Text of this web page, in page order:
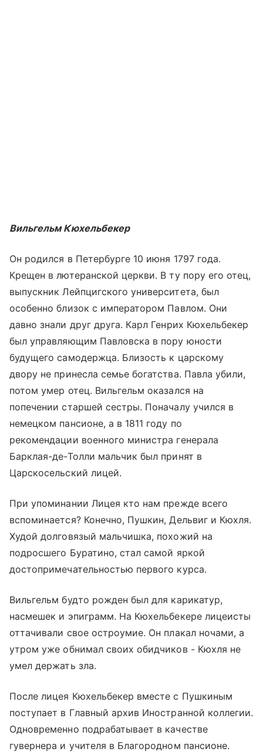
Вильгельм Кюхельбекер
Он родился в Петербурге 10 июня 1797 года.
Крещен в лютеранской церкви. В ту пору его отец,
выпускник Лейпцигского университета, был
особенно близок с императором Павлом. Они
давно знали друг друга. Карл Генрих Кюхельбекер
был управляющим Павловска в пору юности
будущего самодержца. Близость к царскому
двору не принесла семье богатства. Павла убили,
потом умер отец. Вильгельм оказался на
попечении старшей сестры. Поначалу учился в
немецком пансионе, а в 1811 году по
рекомендации военного министра генерала
Барклая-де-Толли мальчик был принят в
Царскосельский лицей.
При упоминании Лицея кто нам прежде всего
вспоминается? Конечно, Пушкин, Дельвиг и Кюхля.
Худой долговязый мальчишка, похожий на
подросшего Буратино, стал самой яркой
достопримечательностью первого курса.
Вильгельм будто рожден был для карикатур,
насмешек и эпиграмм. На Кюхельбекере лицеисты
оттачивали свое остроумие. Он плакал ночами, а
утром уже обнимал своих обидчиков - Кюхля не
умел держать зла.
После лицея Кюхельбекер вместе с Пушкиным
поступает в Главный архив Иностранной коллегии.
Одновременно подрабатывает в качестве
гувернера и учителя в Благородном пансионе.